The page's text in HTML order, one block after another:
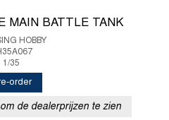
MAIN BATTLE TANK
HOBBY
1/35
order
de dealerprijzen te zien